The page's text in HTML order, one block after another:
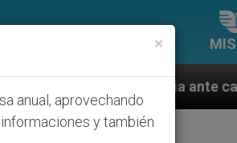
ante caso de obispo
×
anual, aprovechando
y también